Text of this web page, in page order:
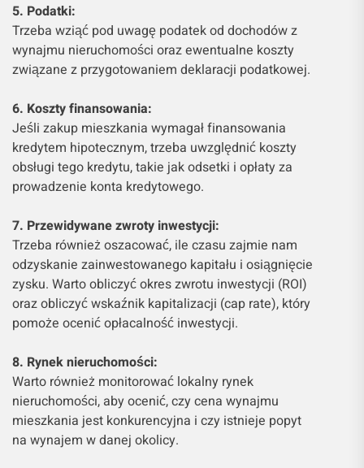
5. Podatki:
Trzeba wziąć pod uwagę podatek od dochodów z
wynajmu nieruchomości oraz ewentualne koszty
związane z przygotowaniem deklaracji podatkowej.
6. Koszty finansowania:
Jeśli zakup mieszkania wymagał finansowania
kredytem hipotecznym, trzeba uwzględnić koszty
obsługi tego kredytu, takie jak odsetki i opłaty za
prowadzenie konta kredytowego.
7. Przewidywane zwroty inwestycji:
Trzeba również oszacować, ile czasu zajmie nam
odzyskanie zainwestowanego kapitału i osiągnięcie
zysku. Warto obliczyć okres zwrotu inwestycji (ROI)
oraz obliczyć wskaźnik kapitalizacji (cap rate), który
pomoże ocenić opłacalność inwestycji.
8. Rynek nieruchomości:
Warto również monitorować lokalny rynek
nieruchomości, aby ocenić, czy cena wynajmu
mieszkania jest konkurencyjna i czy istnieje popyt
na wynajem w danej okolicy.